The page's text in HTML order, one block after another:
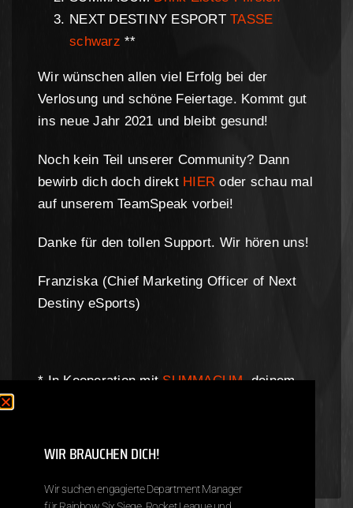
NEXT DESTINY ESPORTTASSE
schwarz **
Wir wünschen allen viel Erfolg bei der
Verlosung und schöne Feiertage. Kommt gut
ins neue Jahr 2021 und bleibt gesund!
Noch kein Teil unserer Community? Dann
bewirb dich doch direkt HIER oder schau mal
auf unserem TeamSpeak vorbei!
Danke für den tollen Support. Wir hören uns!
Franziska (Chief Marketing Officer of Next
Destiny eSports)
* In Kooperation mit SUMMACUM, deinem
Shop des Vertrauens.
WIR BRAUCHEN DICH!
Wir suchen engagierte Department Manager